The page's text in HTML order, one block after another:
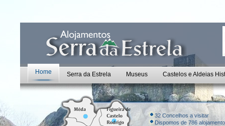
Home Serra da Estrela Museus Castelos e Aldeias
32 Concelhos a visitar
Dispomos de 786